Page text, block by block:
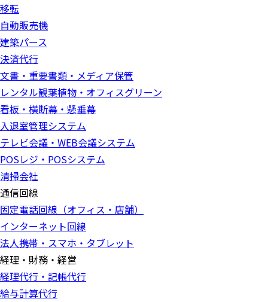
移転
自動販売機
建築パース
決済代行
文書・重要書類・メディア保管
レンタル観葉植物・オフィスグリーン
看板・横断幕・懸垂幕
入退室管理システム
テレビ会議・WEB会議システム
POSレジ・POSシステム
清掃会社
通信回線
固定電話回線（オフィス・店舗）
インターネット回線
法人携帯・スマホ・タブレット
経理・財務・経営
経理代行・記帳代行
給与計算代行